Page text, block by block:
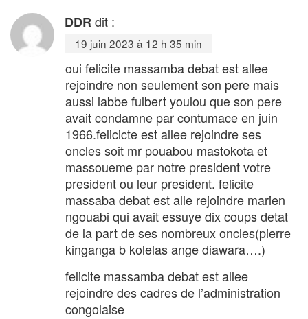
DDR dit :
19 juin 2023 à 12 h 35 min
oui felicite massamba debat est allee
rejoindre non seulement son pere mais
aussi labbe fulbert youlou que son pere
avait condamne par contumace en juin
1966.felicicte est allee rejoindre ses
oncles soit mr pouabou mastokota et
massoueme par notre president votre
president ou leur president. felicite
massaba debat est alle rejoindre marien
ngouabi qui avait essuye dix coups detat
de la part de ses nombreux oncles(pierre
kinganga b kolelas ange diawara….)
felicite massamba debat est allee
rejoindre des cadres de l’administration
congolaise